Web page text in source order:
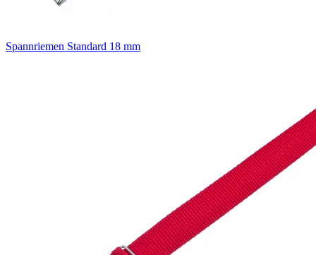
Spannriemen Standard 18 mm